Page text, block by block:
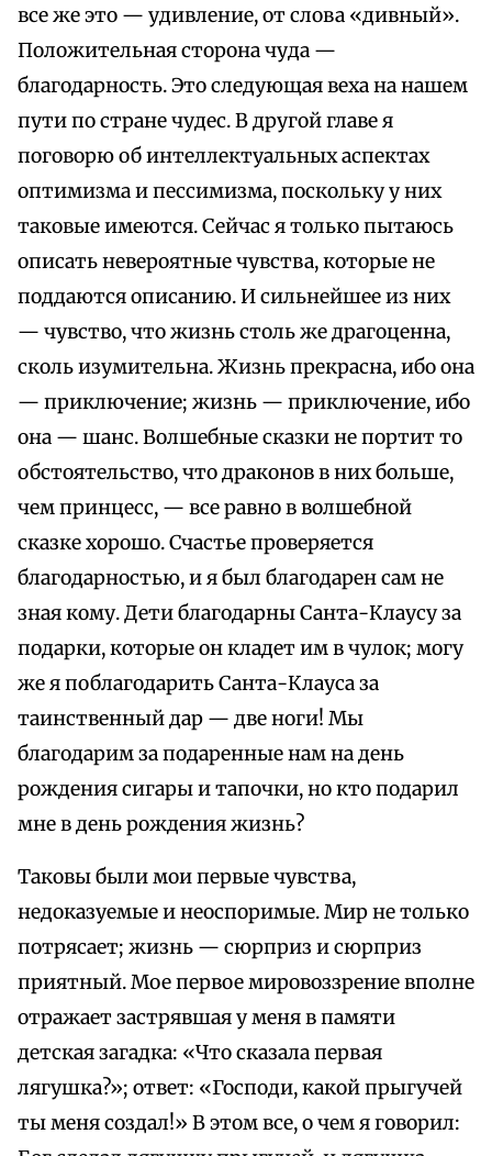
все же это — удивление, от слова «дивный».
Положительная сторона чуда —
благодарность. Это следующая веха на нашем
пути по стране чудес. В другой главе я
поговорю об интеллектуальных аспектах
оптимизма и пессимизма, поскольку у них
таковые имеются. Сейчас я только пытаюсь
описать невероятные чувства, которые не
поддаются описанию. И сильнейшее из них
— чувство, что жизнь столь же драгоценна,
сколь изумительна. Жизнь прекрасна, ибо она
— приключение; жизнь — приключение, ибо
она — шанс. Волшебные сказки не портит то
обстоятельство, что драконов в них больше,
чем принцесс, — все равно в волшебной
сказке хорошо. Счастье проверяется
благодарностью, и я был благодарен сам не
зная кому. Дети благодарны Санта-Клаусу за
подарки, которые он кладет им в чулок; могу
же я поблагодарить Санта-Клауса за
таинственный дар — две ноги! Мы
благодарим за подаренные нам на день
рождения сигары и тапочки, но кто подарил
мне в день рождения жизнь?
Таковы были мои первые чувства,
недоказуемые и неоспоримые. Мир не только
потрясает; жизнь — сюрприз и сюрприз
приятный. Мое первое мировоззрение вполне
отражает застрявшая у меня в памяти
детская загадка: «Что сказала первая
лягушка?»; ответ: «Господи, какой прыгучей
ты меня создал!» В этом все, о чем я говорил: